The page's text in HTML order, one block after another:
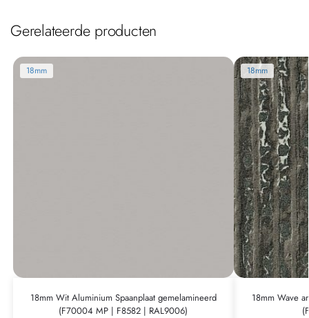
Gerelateerde producten
18mm
18mm Wit Aluminium Spaanplaat gemelamineerd
(F70004 MP | F8582 | RAL9006)
18mm
18mm Wave